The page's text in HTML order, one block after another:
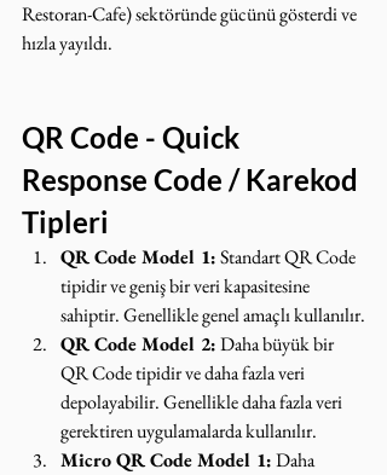
Restoran-Cafe) sektöründe gücünü gösterdi ve
hızla yayıldı.
QR Code - Quick
Response Code / Karekod
Tipleri
QR Code Model 1: Standart QR Code
tipidir ve geniş bir veri kapasitesine
sahiptir. Genellikle genel amaçlı kullanılır.
QR Code Model 2: Daha büyük bir
QR Code tipidir ve daha fazla veri
depolayabilir. Genellikle daha fazla veri
gerektiren uygulamalarda kullanılır.
Micro QR Code Model 1: Daha